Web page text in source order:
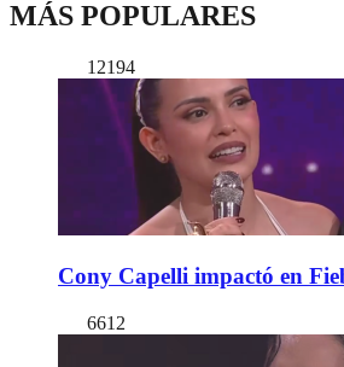
MÁS POPULARES
12194
Cony Capelli impactó en
6612